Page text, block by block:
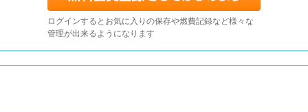
ログインするとお気に入りの保存や燃費記録など様々な
管理が出来るようになります